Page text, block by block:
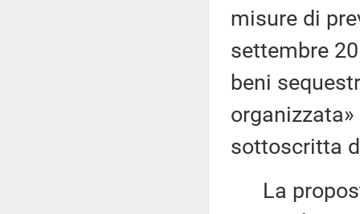
misure di
settembre
beni
sottoscritta
La